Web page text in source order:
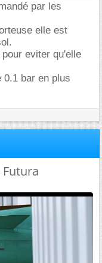
par les
elle est
eviter qu'elle
0.1 bar en plus